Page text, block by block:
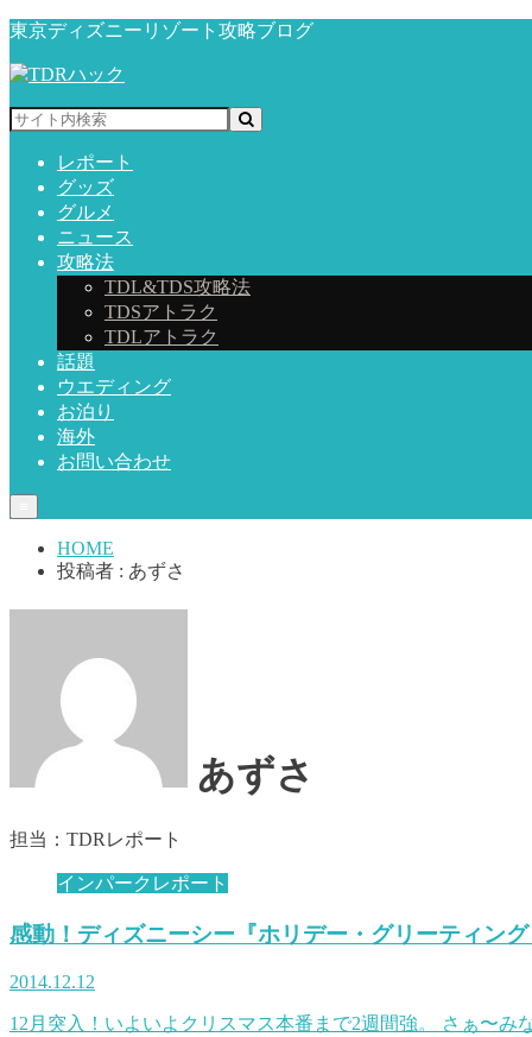
東京ディズニーリゾート攻略ブログ
レポート
グッズ
グルメ
ニュース
攻略法
TDL&TDS攻略法
TDSアトラク
TDLアトラク
話題
ウエディング
お泊り
海外
お問い合わせ
HOME
投稿者 : あずさ
あずさ
担当：TDRレポート
インパークレポート
感動！ディズニーシー『ホリデー・グリーティン
2014.12.12
12月突入！いよいよクリスマス本番まで2週間強。 さぁ〜